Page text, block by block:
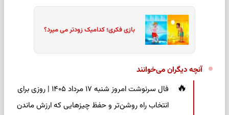
بازی فکری؛ کدامیک زودتر می میرد؟
آنچه دیگران می‌خوانند
فال سرنوشت امروز شنبه ۱۷ مرداد ۱۴۰۵ | روزی برای
انتخاب راه روشن‌تر و حفظ چیزهایی که ارزش ماندن